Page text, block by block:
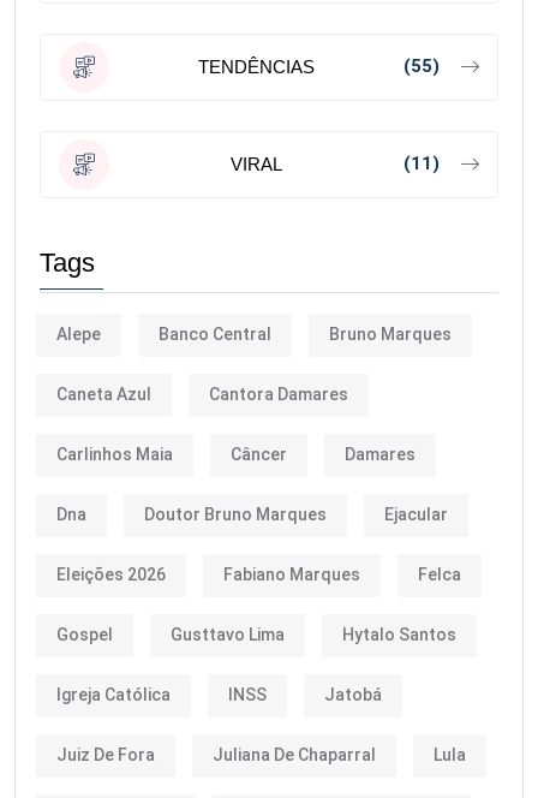
TENDÊNCIAS (55)
VIRAL (11)
Tags
Alepe Banco Central Bruno Marques
Caneta Azul Cantora Damares
Carlinhos Maia Câncer Damares
Dna Doutor Bruno Marques Ejacular
Eleições 2026 Fabiano Marques Felca
Gospel Gusttavo Lima Hytalo Santos
Igreja Católica INSS Jatobá
Juiz De Fora Juliana De Chaparral Lula